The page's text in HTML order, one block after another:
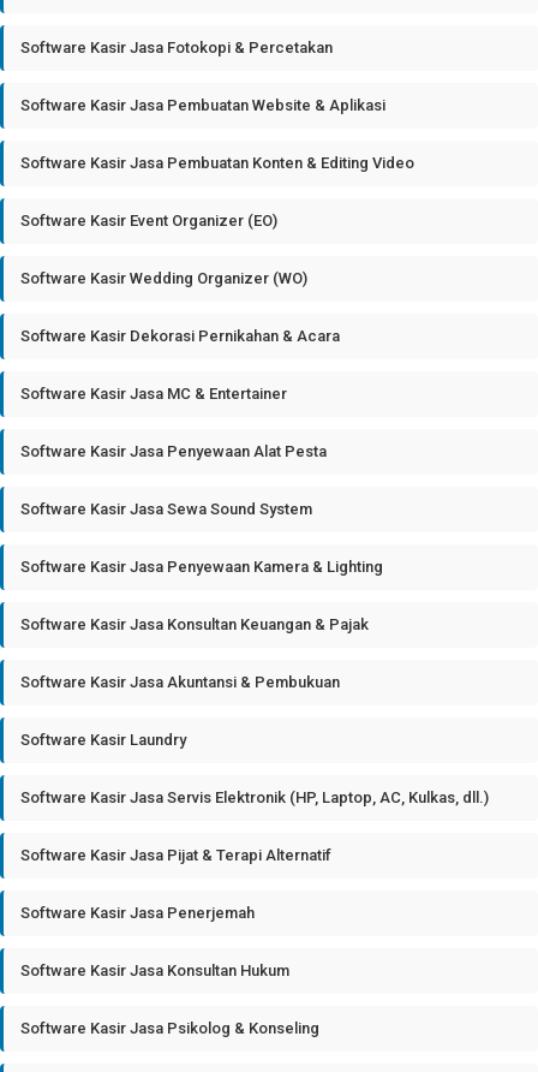
Software Kasir Jasa Fotokopi & Percetakan
Software Kasir Jasa Pembuatan Website & Aplikasi
Software Kasir Jasa Pembuatan Konten & Editing Video
Software Kasir Event Organizer (EO)
Software Kasir Wedding Organizer (WO)
Software Kasir Dekorasi Pernikahan & Acara
Software Kasir Jasa MC & Entertainer
Software Kasir Jasa Penyewaan Alat Pesta
Software Kasir Jasa Sewa Sound System
Software Kasir Jasa Penyewaan Kamera & Lighting
Software Kasir Jasa Konsultan Keuangan & Pajak
Software Kasir Jasa Akuntansi & Pembukuan
Software Kasir Laundry
Software Kasir Jasa Servis Elektronik (HP, Laptop, AC, Kulkas, dll.)
Software Kasir Jasa Pijat & Terapi Alternatif
Software Kasir Jasa Penerjemah
Software Kasir Jasa Konsultan Hukum
Software Kasir Jasa Psikolog & Konseling